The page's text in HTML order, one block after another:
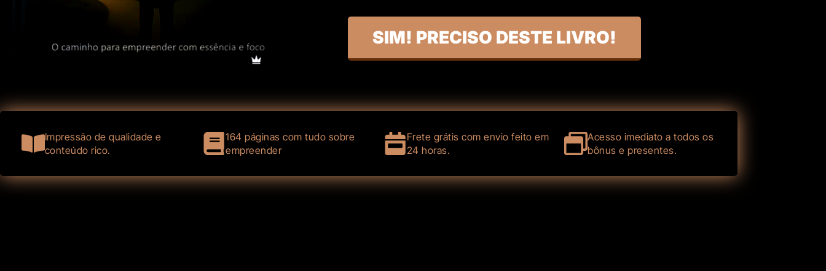
SIM! PRECISO DESTE LIVRO!
Impressão de qualidade e
conteúdo rico.
164 páginas com tudo sobre
empreender
Frete grátis com envio feito em
24 horas.
Acesso imediato a todos os
bônus e presentes.